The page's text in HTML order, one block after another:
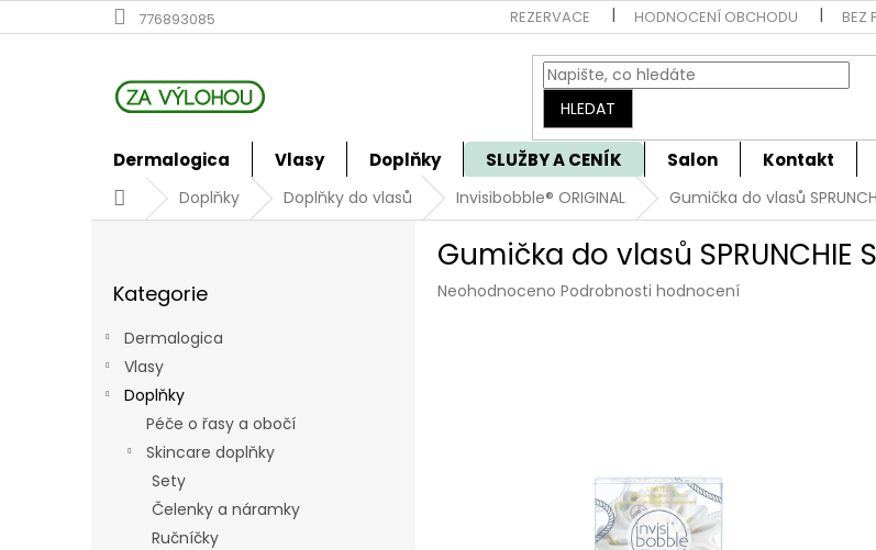
na
776893085 REZERVACE HODNOCENÍ OBCHODU BEZ
HLEDAT
Dermalogica Vlasy Doplňky SLUŽBY A CENÍK Salon Kontakt
DomůDoplňky Doplňky do vlasů Invisibobble® ORIGINAL Gumička do vlasů
kategorie
Kategorie
Dermalogica
Vlasy
Doplňky
Péče o řasy a obočí
Skincare doplňky
Sety
Čelenky a náramky
Ručníčky
Gumička do vlasů
Průměrné
Neohodnoceno Podrobnosti hodnocení